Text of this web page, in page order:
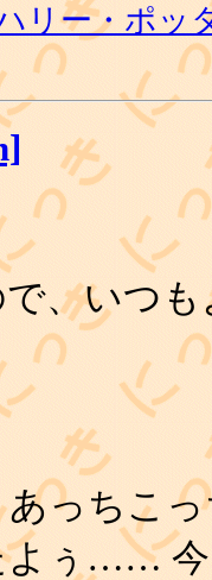
リー・ポ
、いつ
っちこ
よぅ……